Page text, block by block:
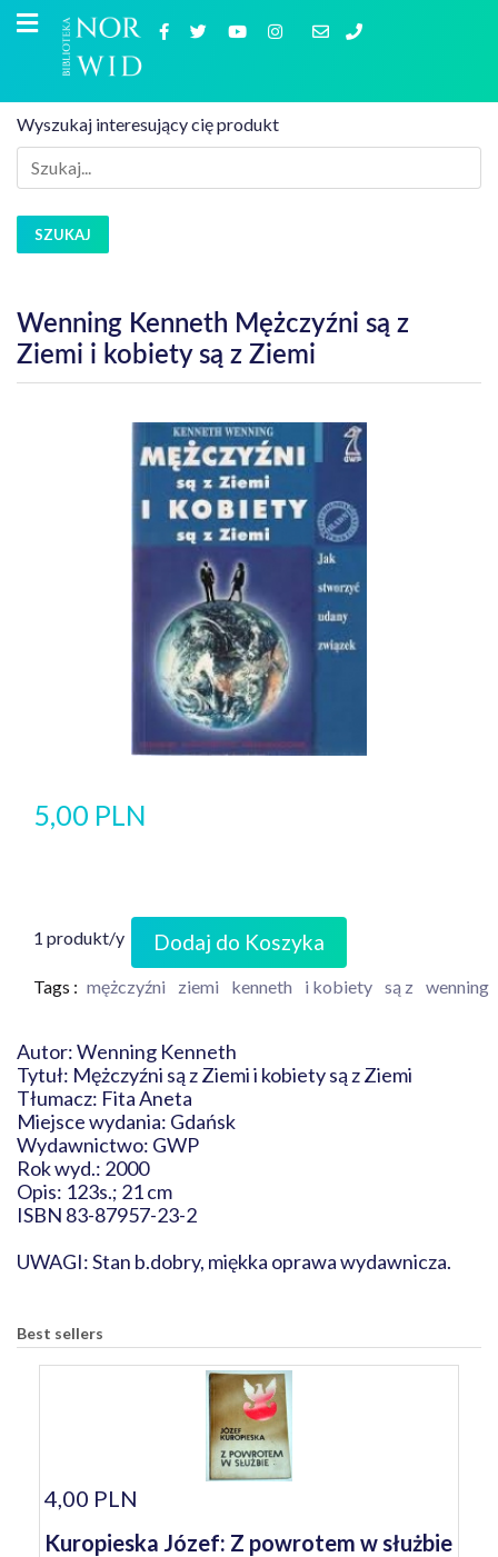
Wyszukaj interesujący cię produkt
SZUKAJ
Wenning Kenneth Mężczyźni są z
Ziemi i kobiety są z Ziemi
5,00 PLN
1 produkt/y Dodaj do Koszyka
Tags : mężczyźni ziemi kenneth i kobiety są z wenning
Autor: Wenning Kenneth
Tytuł: Mężczyźni są z Ziemi i kobiety są z Ziemi
Tłumacz: Fita Aneta
Miejsce wydania: Gdańsk
Wydawnictwo: GWP
Rok wyd.: 2000
Opis: 123s.; 21 cm
ISBN 83-87957-23-2
UWAGI: Stan b.dobry, miękka oprawa wydawnicza.
Best sellers
4,00 PLN
Kuropieska Józef: Z powrotem w służbie